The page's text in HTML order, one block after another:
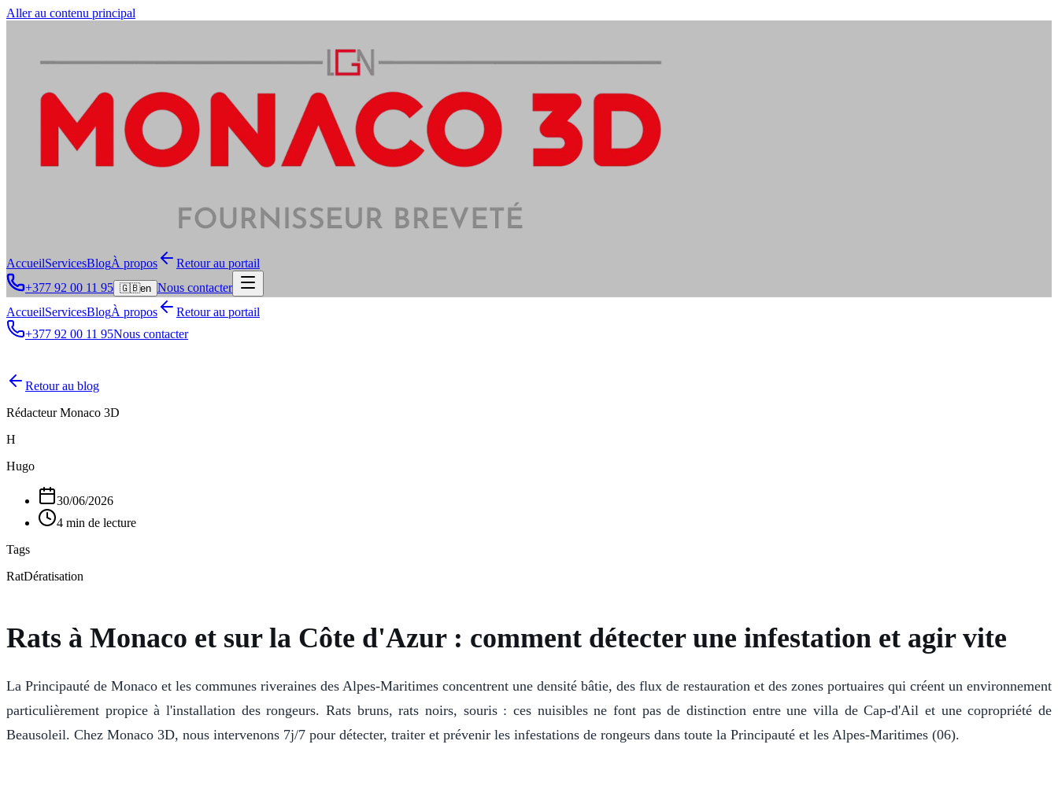
Aller au contenu principal
AccueilServicesBlogÀ propos
Retour au portail
+377 92 00 11 95 🇬🇧en Nous contacter
AccueilServicesBlogÀ propos
Retour au portail
+377 92 00 11 95Nous contacter
Retour au blog
Rédacteur Monaco 3D
H
Hugo
30/06/2026
4 min de lecture
Tags
RatDératisation
Rats à Monaco et sur la Côte d'Azur : comment détecter une infestation et agir vite
La Principauté de Monaco et les communes riveraines des Alpes-Maritimes concentrent une densité bâtie, des flux de restauration et des zones portuaires qui créent un environnement
particulièrement propice à l'installation des rongeurs. Rats bruns, rats noirs, souris : ces nuisibles ne font pas de distinction entre une villa de Cap-d'Ail et une copropriété de
Beausoleil. Chez Monaco 3D, nous intervenons 7j/7 pour détecter, traiter et prévenir les infestations de rongeurs dans toute la Principauté et les Alpes-Maritimes (06).